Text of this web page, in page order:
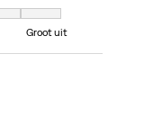
en 7 gelijk is aan Groot uit
Groot uit